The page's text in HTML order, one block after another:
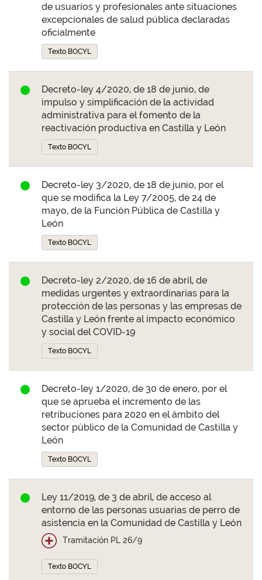
de usuarios y profesionales ante situaciones
excepcionales de salud pública declaradas
oficialmente
Texto BOCYL
Decreto-ley 4/2020, de 18 de junio, de
impulso y simplificación de la actividad
administrativa para el fomento de la
reactivación productiva en Castilla y León
Texto BOCYL
Decreto-ley 3/2020, de 18 de junio, por el
que se modifica la Ley 7/2005, de 24 de
mayo, de la Función Pública de Castilla y
León
Texto BOCYL
Decreto-ley 2/2020, de 16 de abril, de
medidas urgentes y extraordinarias para la
protección de las personas y las empresas de
Castilla y León frente al impacto económico
y social del COVID-19
Texto BOCYL
Decreto-ley 1/2020, de 30 de enero, por el
que se aprueba el incremento de las
retribuciones para 2020 en el ámbito del
sector público de la Comunidad de Castilla y
León
Texto BOCYL
Ley 11/2019, de 3 de abril, de acceso al
entorno de las personas usuarias de perro de
asistencia en la Comunidad de Castilla y León
Tramitación PL 26/9
Texto BOCYL